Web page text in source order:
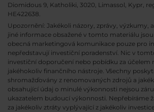
Diomidous 9, Katholiki, 3020, Limassol, Kypr,
HE422638.
Upozornění: Jakékoli názory, zprávy, výzkumy,
jiné informace obsažené v tomto materiálu
obecná marketingová komunikace pouze pro
nepředstavují investiční poradenství. Nic v
investiční doporučení nebo pobídku za účelem
jakéhokoliv finančního nástroje. Všechny
shromažďovány z renomovaných zdrojů a
obsahující údaj o minulé výkonnosti nejsou
ukazatelem budoucí výkonnosti. Nepřebíráme
za jakékoliv ztráty vyplývající z jakékoliv